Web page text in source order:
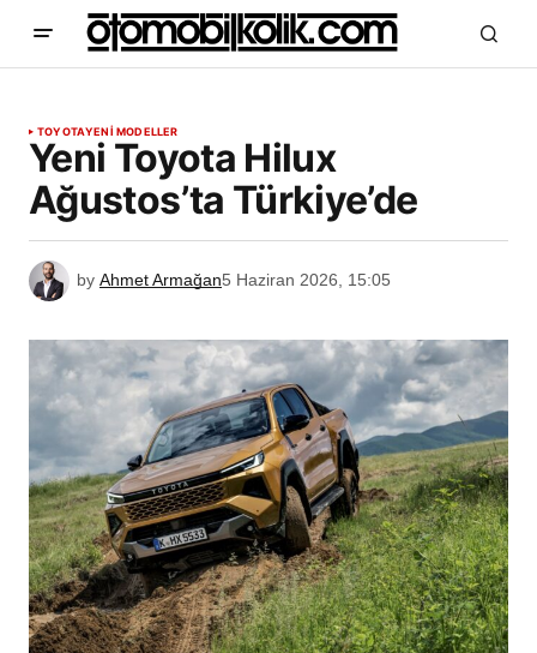
TOYOTAYENİ MODELLER
Yeni Toyota Hilux
Ağustos’ta Türkiye’de
by Ahmet Armağan5 Haziran 2026, 15:05